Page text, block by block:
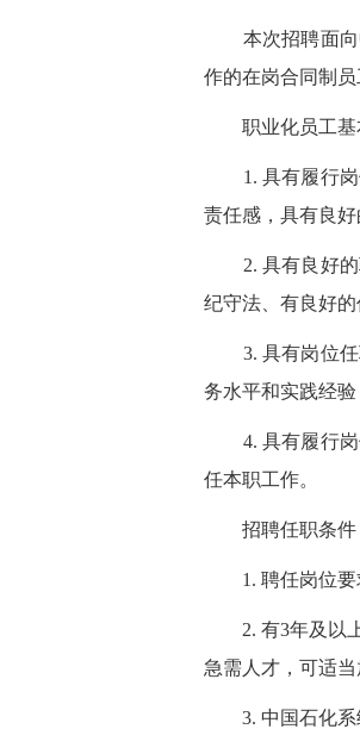
本次招聘面向
作的在岗合同制员
职业化员工基
1. 具有履行岗
责任感，具有良好
2. 具有良好的
纪守法、有良好的
3. 具有岗位任
务水平和实践经验
4. 具有履行岗
任本职工作。
招聘任职条件
1. 聘任岗位要
2. 有3年及以上
急需人才，可适当
3. 中国石化系